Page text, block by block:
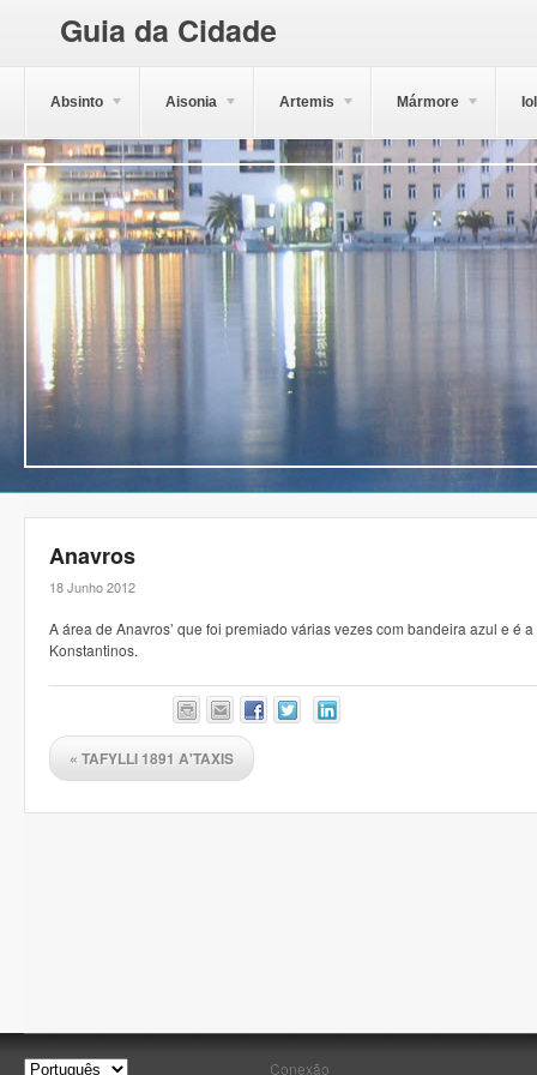
Guia da Cidade
Absinto Aisonia Artemis Mármore
Anavros
18 Junho 2012
A área de Anavros’ que foi premiado várias vezes com bandeira azul e é
Konstantinos.
« TAFYLLI 1891 A'TAXIS
Conexão